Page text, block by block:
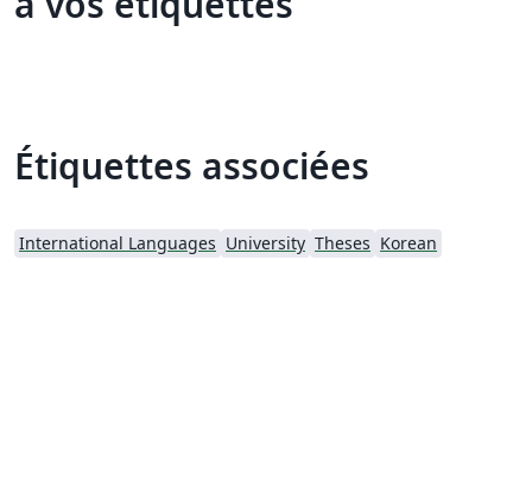
Étiquettes associées
International Languages University Theses Korean